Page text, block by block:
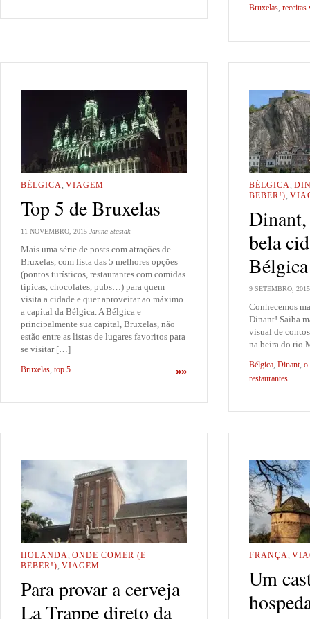
Bruxelas, receitas
BÉLGICA, VIAGEM
Top 5 de Bruxelas
11 NOVEMBRO, 2015 Janina Stasiak
Mais uma série de posts com atrações de
Bruxelas, com lista das 5 melhores opções
(pontos turísticos, restaurantes com comidas
típicas, chocolates, pubs…) para quem
visita a cidade e quer aproveitar ao máximo
a capital da Bélgica. A Bélgica e
principalmente sua capital, Bruxelas, não
estão entre as listas de lugares favoritos para
se visitar […]
»»
Bruxelas top 5
BÉLGICA,
BEBER!),
bela
Bélgica
9 SETEMBRO, 2015
Conhecemos
Dinant! Saiba
visual de
na beira do rio
Bélgica Dinant o
restaurantes
HOLANDA, ONDE COMER (E
BEBER!), VIAGEM
Para provar a cerveja
La Trappe direto da
FRANÇA,
Um